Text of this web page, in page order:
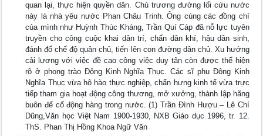
quan lại, thực hiện quyền dân. Chủ trương đường lối cứu nước
này là nhà yêu nước Phan Châu Trinh. Ông cùng các đồng chí
của mình như Huỳnh Thúc Kháng, Trần Quí Cáp đã nỗ lực tuyên
truyền cho công cuộc khai dân trí, chấn dân khí, hậu dân sinh,
đánh đổ chế độ quân chủ, tiến lên con đường dân chủ. Xu hướng
cải lương với việc đề cao công việc duy tân còn được thể hiện
rõ ở phong trào Đông Kinh Nghĩa Thục. Các sĩ phu Đông Kinh
Nghĩa Thục vừa hô hào thực nghiệp, chấn hưng kinh tế vừa trực
tiếp tham gia hoạt động công thương, mở xưởng, thành lập hãng
buôn để cổ động hàng trong nước. (1) Trần Đình Hượu – Lê Chí
Dũng,Văn học Việt Nam 1900-1930, NXB Giáo dục 1996, tr. 12.
ThS. Phan Thị Hồng Khoa Ngữ Văn